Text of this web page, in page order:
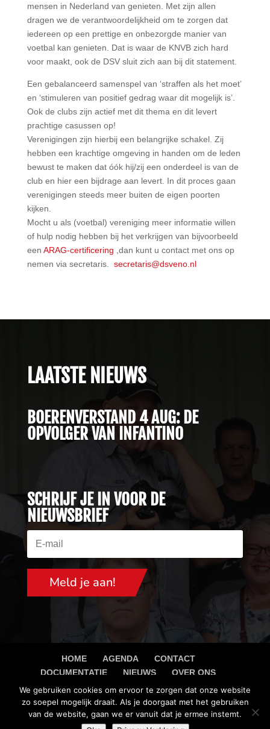
mensen in Nederland van genieten. Met zijn allen
dragen we de verantwoordelijkheid om te zorgen dat
iedereen op een prettige en onbezorgde manier van
voetbal kan genieten. Dat is waar de KNVB zich hard
voor maakt, ook de DSV sluit zich aan bij dit statement.
Een gebalanceerd samenspel van ‘straffen als het moet’
en ‘stimuleren van positief gedrag waar dit mogelijk is’.
Ook de clubs zijn actief met dit thema en dit levert
prachtige casussen op!
Verenigingen zijn hierbij een belangrijke schakel. Zij
hebben een krachtige omgeving in handen om de leden
bewust te maken dat óók hij/zij een onderdeel is van de
club en hier een bijdrage aan levert. In dit proces gaan
verenigingen steeds meer buiten de eigen poorten
kijken.
Mocht u als (voetbal) vereniging meer informatie willen
of hulp nodig hebben bij het verkrijgen van bijvoorbeeld
een ARAG-certificering ,dan kunt u contact met ons op
nemen via secretaris. secretaris@dsveno.nl
LAATSTE NIEUWS
BOERENVERSTAND 4 AUG: DE
OPVOLGER VAN INFANTINO
SCHRIJF JE IN VOOR DE
NIEUWSBRIEF
Meld je aan!
HOME AGENDA
CONTACT
DOCUMENTATIE
NIEUWS
OVER ONS
PRIVACY VERKLARING
Copyright 2018 DSV E.O. All Rights Reserved. Powered
We gebruiken cookies om ervoor te zorgen dat onze website
zo soepel mogelijk draait. Als je doorgaat met het gebruiken
van de website, gaan we er vanuit dat je ermee instemt.